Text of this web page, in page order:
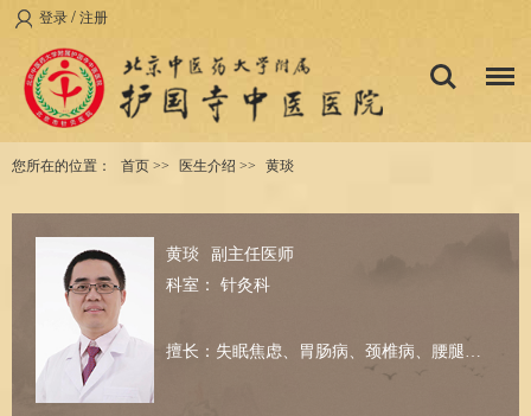
登录 / 注册
您所在的位置： 首页 >> 医生介绍 >> 黄琰
黄琰
副主任医师
科室： 针灸科
擅长：失眠焦虑、胃肠病、颈椎病、腰腿痛、眩晕、中风、月经不调、神经痛等。